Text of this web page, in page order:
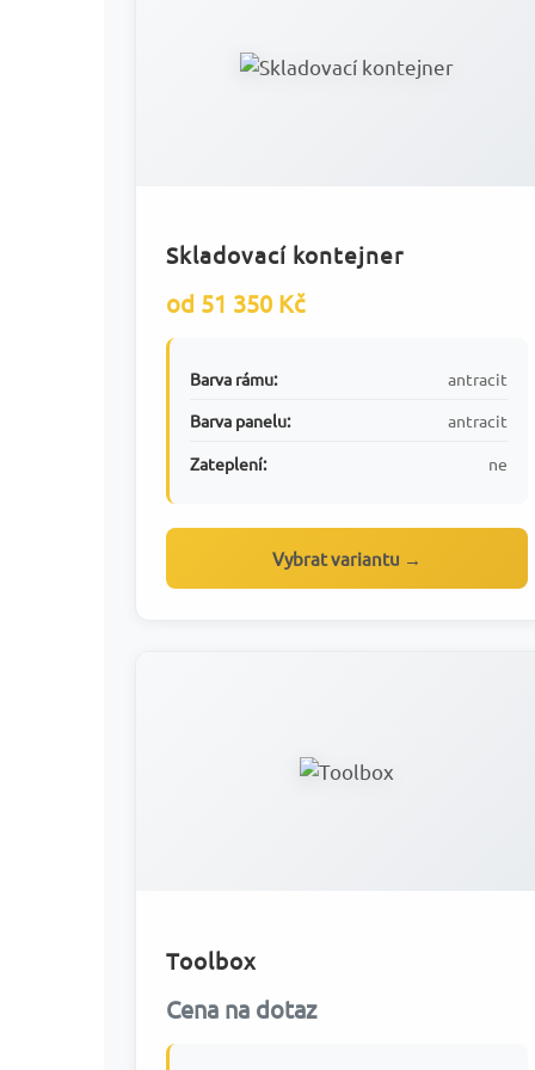
Skladovací kontejner
od 51 350 Kč
Barva rámu:
antracit
Barva panelu:
antracit
Zateplení:
ne
Vybrat variantu →
Toolbox
Cena na dotaz